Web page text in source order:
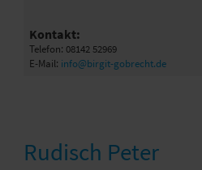
Kontakt:
Telefon: 08142 52969
E-Mail: info@birgit-gobrecht.de
Rudisch Peter